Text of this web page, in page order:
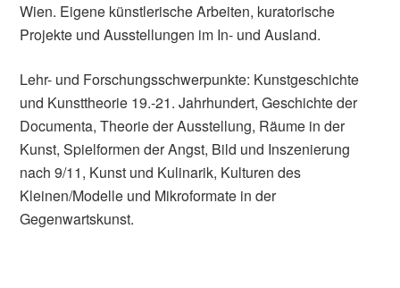
Wien. Eigene künstlerische Arbeiten, kuratorische
Projekte und Ausstellungen im In- und Ausland.
Lehr- und Forschungsschwerpunkte: Kunstgeschichte
und Kunsttheorie 19.-21. Jahrhundert, Geschichte der
Documenta, Theorie der Ausstellung, Räume in der
Kunst, Spielformen der Angst, Bild und Inszenierung
nach 9/11, Kunst und Kulinarik, Kulturen des
Kleinen/Modelle und Mikroformate in der
Gegenwartskunst.